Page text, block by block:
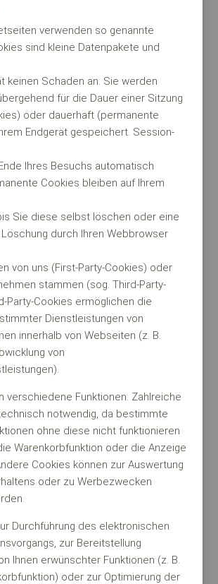
verwenden so genannte
sind kleine Datenpakete und
keinen Schaden an. Sie werden
für die Dauer einer Sitzung
oder dauerhaft (permanente
Endgerät gespeichert. Session-
Ihres Besuchs automatisch
Cookies bleiben auf Ihrem
Sie diese selbst löschen oder eine
durch Ihren Webbrowser
von uns (First-Party-Cookies) oder
stammen (sog. Third-Party-
Party-Cookies ermöglichen die
Dienstleistungen von
innerhalb von Webseiten (z. B.
von
verschiedene Funktionen. Zahlreiche
notwendig, da bestimmte
ohne diese nicht funktionieren
Warenkorbfunktion oder die Anzeige
Cookies können zur Auswertung
oder zu Werbezwecken
Durchführung des elektronischen
zur Bereitstellung
Ihnen erwünschter Funktionen (z. B.
oder zur Optimierung der